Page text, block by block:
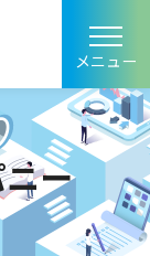
メニュー
ー